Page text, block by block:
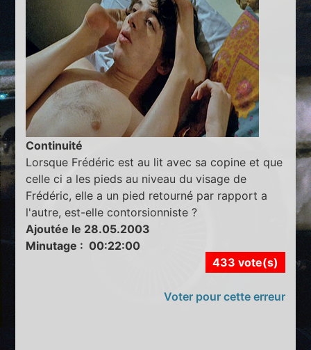
Continuité
Lorsque Frédéric est au lit avec sa copine et que
celle ci a les pieds au niveau du visage de
Frédéric, elle a un pied retourné par rapport a
l'autre, est-elle contorsionniste ?
Ajoutée le 28.05.2003
Minutage : 00:22:00
433 vote(s)
Voter pour cette erreur